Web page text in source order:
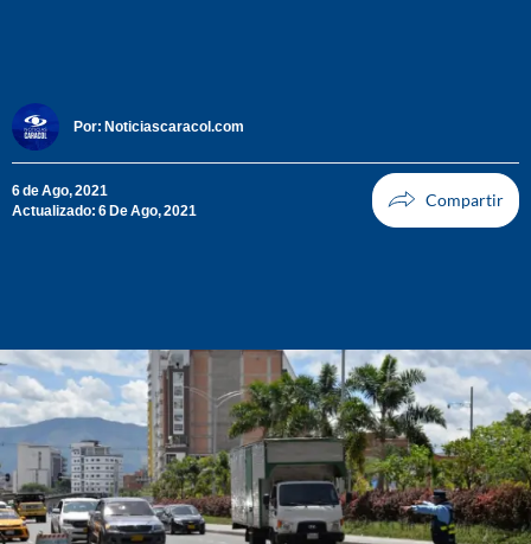
Por: Noticiascaracol.com
6 de Ago, 2021
Actualizado: 6 De Ago, 2021